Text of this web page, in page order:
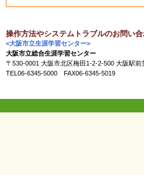
・
イ
ン
ス
ト
タ
ー
操作方法やシステムトラブルのお問い
<大阪市立生涯学習センター>
大阪市立総合生涯学習センター
〒530-0001 大阪市北区梅田1-2-2-500 大阪駅前
TEL06-6345-5000 FAX06-6345-5019